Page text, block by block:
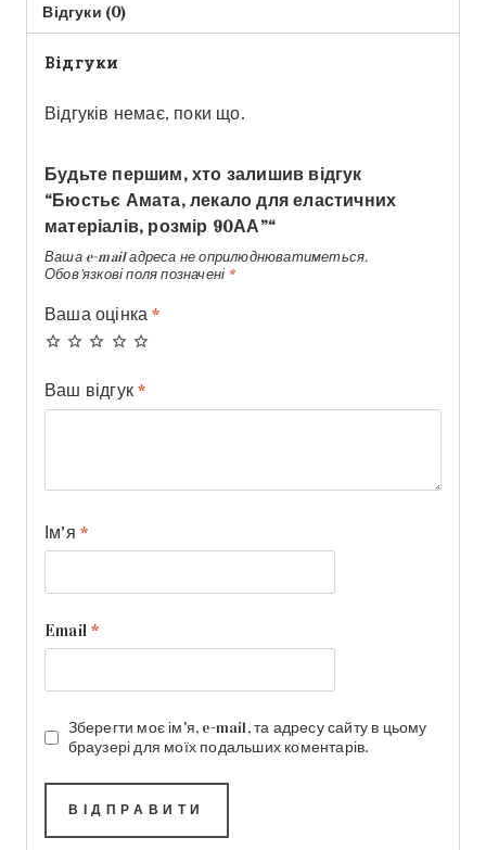
Відгуки (0)
Відгуки
Відгуків немає, поки що.
Будьте першим, хто залишив відгук
“Бюстьє Амата, лекало для еластичних
матеріалів, розмір 90АА”“
Ваша e-mail адреса не оприлюднюватиметься.
Обов’язкові поля позначені *
Ваша оцінка*
Ваш відгук*
Ім'я *
Email*
Зберегти моє ім'я, e-mail, та адресу сайту в цьому
браузері для моїх подальших коментарів.